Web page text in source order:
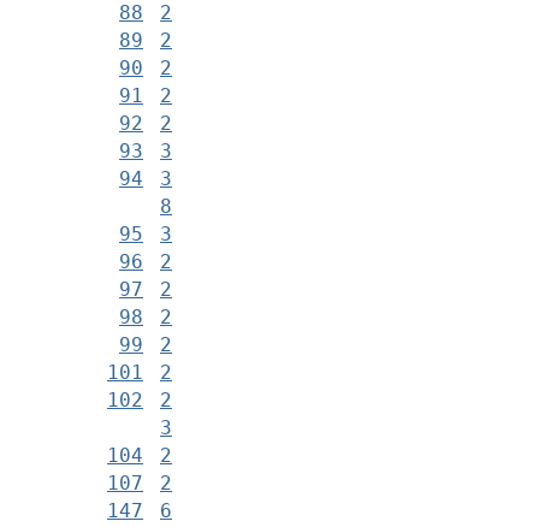
88
2
89
2
90
2
91
2
92
2
93
3
94
3
8
95
3
96
2
97
2
98
2
99
2
101
2
102
2
3
104
2
107
2
147
6